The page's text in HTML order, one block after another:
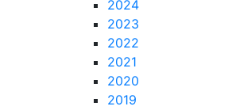
2024
2023
2022
2021
2020
2019